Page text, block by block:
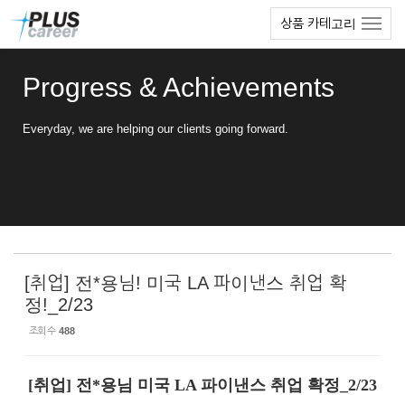
상품 카테고리
Progress & Achievements
Everyday, we are helping our clients going forward.
[취업] 전*용님! 미국 LA 파이낸스 취업 확
정!_2/23
조회 수 488
[취업] 전*용님 미국 LA 파이낸스 취업 확정_2/23